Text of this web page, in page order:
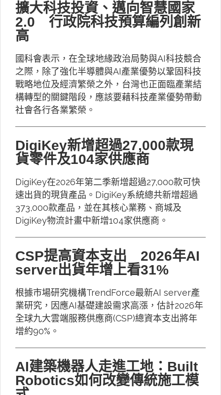
擴大科技投資、邁向智慧國家
2.0 行政院科技預算編列創新
高
國科會表示，在全球地緣政治局勢與AI科技競合
之際，除了強化半導體與AI產業優勢以鞏固科技
戰略地位及經濟繁榮之外，台灣也正面臨產業結
構轉型的關鍵階段，應該要藉科技產業優勢帶動
社會各行各業繁榮。
DigiKey新增超過27,000款現
貨零件及104家供應商
DigiKey在2026年第二季新增超過27,000款可快
速出貨的現貨產品。DigiKey系統總共新增超過
373,000款產品，並在其核心業務、商城及
DigiKey物流計畫中新增104家供應商。
CSP提高資本支出 2026年AI
server出貨年增上看31%
根據市場研究機構TrendForce最新AI server產
業研究，因應AI基礎建設需求高漲，估計2026年
全球九大雲端服務供應商(CSP)總資本支出將年
增約90%。
AI建築機器人走進工地：Built
Robotics如何改變傳統施工模